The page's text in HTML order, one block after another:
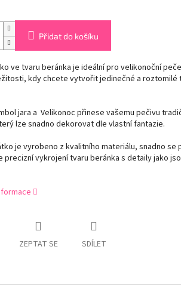
Přidat do košíku
ve tvaru beránka je ideální pro velikonoční
kdy chcete vytvořit jedinečné a roztomilé
jara a Velikonoc přinese vašemu pečivu
lze snadno dekorovat dle vlastní fantazie.
je vyrobeno z kvalitního materiálu, snadno se
precizní vykrojení tvaru beránka s detaily jako
ZEPTAT SE SDÍLET